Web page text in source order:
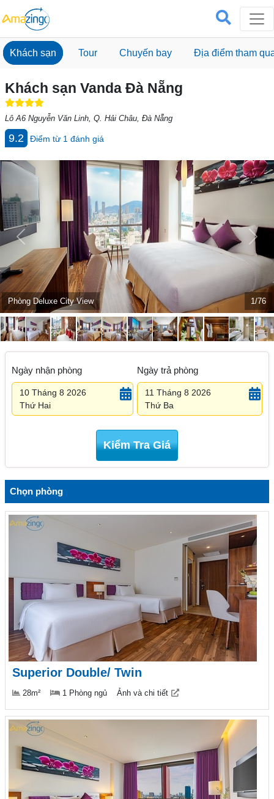
Khách sạn Tour Chuyến bay Địa điểm tham
Khách sạn Vanda Đà Nẵng
Lô A6 Nguyễn Văn Linh, Q. Hải Châu, Đà Nẵng
9.2 Điểm từ 1 đánh giá
Phòng Deluxe City View 1/76
Previous Next
Ngày nhận phòng
10 Tháng 8 2026
Thứ Hai
Ngày trả phòng
11 Tháng 8 2026
Thứ Ba
Kiểm Tra Giá
Chọn phòng
Superior Double/ Twin
28m² 1 Phòng ngủ Ảnh và chi tiết